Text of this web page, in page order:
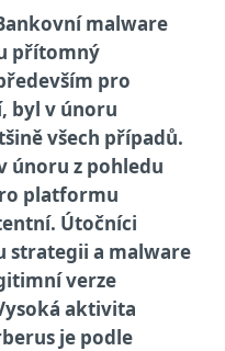
malware
přítomný
pro
byl v únoru
všech případů.
únoru z pohledu
platformu
Útočníci
strategii a malware
verze
aktivita
je podle